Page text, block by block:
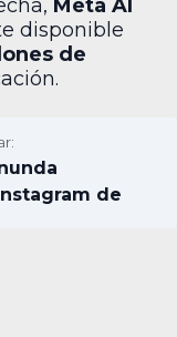
Meta AI
disponible
de
de